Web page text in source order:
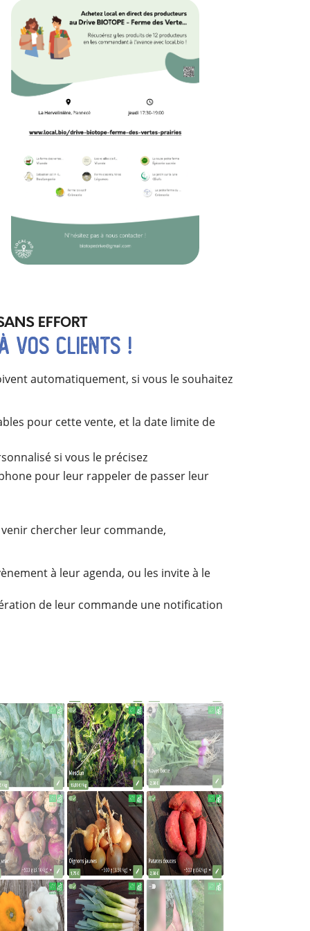
EFFORT
vos clients !
automatiquement, si vous le souhaitez
pour cette vente, et la date limite de
si vous le précisez
pour leur rappeler de passer leur
chercher leur commande,
à leur agenda, ou les invite à le
de leur commande une notification